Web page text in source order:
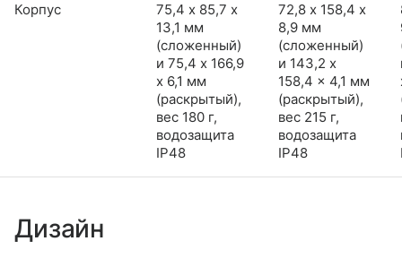
Корпус
75,4 х 85,7 х
13,1 мм
(сложенный)
и 75,4 x 166,9
x 6,1 мм
(раскрытый),
вес 180 г,
водозащита
IP48
72,8 х 158,4 х
8,9 мм
(сложенный)
и 143,2 x
158,4 x 4,1 мм
(раскрытый),
вес 215 г,
водозащита
IP48
Дизайн